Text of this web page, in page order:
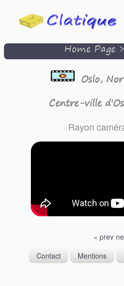
Home Page
Oslo,
Centre-ville
Rayon
« prev
Contact
Mentions